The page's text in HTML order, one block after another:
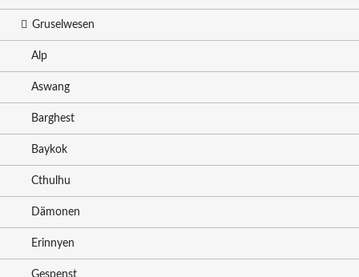
Gruselwesen
Alp
Aswang
Barghest
Baykok
Cthulhu
Dämonen
Erinnyen
Gespenst